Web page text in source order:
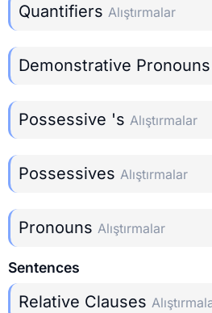
Quantifiers Alıştırmalar
Demonstrative Pronouns
Possessive 's Alıştırmalar
Possessives Alıştırmalar
Pronouns Alıştırmalar
Sentences
Relative Clauses